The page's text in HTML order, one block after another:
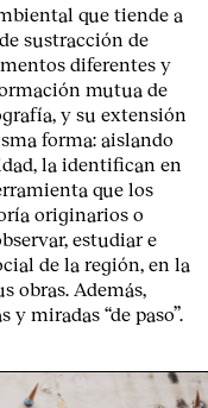
que tiende a
sustracción de
diferentes y
mutua de
y su extensión
forma: aislando
la identifican en
que los
originarios o
estudiar e
de la región, en la
obras. Además,
miradas “de paso”.